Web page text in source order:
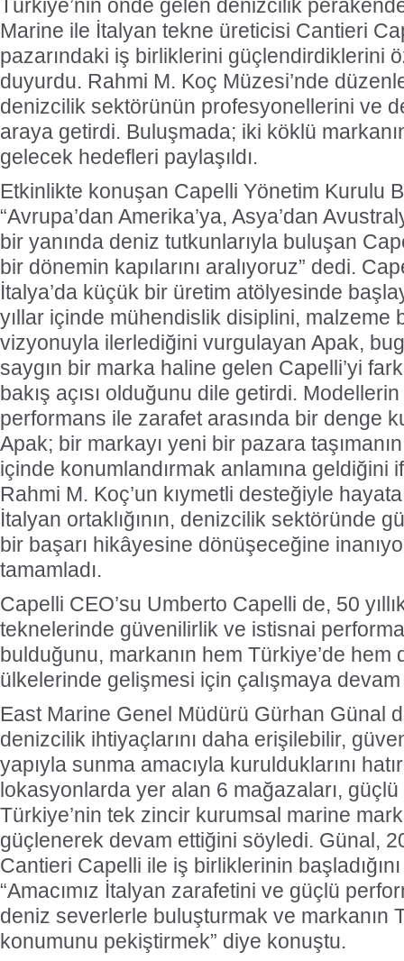
Türkiye’nin önde gelen denizcilik
Marine ile İtalyan tekne üreticisi Cantieri
pazarındaki iş birliklerini güçlendirdiklerini
duyurdu. Rahmi M. Koç Müzesi’nde
denizcilik sektörünün profesyonellerini ve
araya getirdi. Buluşmada; iki köklü
gelecek hedefleri paylaşıldı.
Etkinlikte konuşan Capelli Yönetim Kurulu
“Avrupa’dan Amerika’ya, Asya’dan
bir yanında deniz tutkunlarıyla buluşan
bir dönemin kapılarını aralıyoruz” dedi.
İtalya’da küçük bir üretim atölyesinde
yıllar içinde mühendislik disiplini, malzeme
vizyonuyla ilerlediğini vurgulayan Apak,
saygın bir marka haline gelen Capelli’yi
bakış açısı olduğunu dile getirdi.
performans ile zarafet arasında bir denge
Apak; bir markayı yeni bir pazara
içinde konumlandırmak anlamına geldiğini
Rahmi M. Koç’un kıymetli desteğiyle
İtalyan ortaklığının, denizcilik sektöründe
bir başarı hikâyesine dönüşeceğine
tamamladı.
Capelli CEO’su Umberto Capelli de, 50
teknelerinde güvenilirlik ve istisnai
bulduğunu, markanın hem Türkiye’de hem
ülkelerinde gelişmesi için çalışmaya
East Marine Genel Müdürü Gürhan Günal
denizcilik ihtiyaçlarını daha erişilebilir,
yapıyla sunma amacıyla kurulduklarını
lokasyonlarda yer alan 6 mağazaları,
Türkiye’nin tek zincir kurumsal marine
güçlenerek devam ettiğini söyledi. Günal,
Cantieri Capelli ile iş birliklerinin
“Amacımız İtalyan zarafetini ve güçlü
deniz severlerle buluşturmak ve markanın
konumunu pekiştirmek” diye konuştu.